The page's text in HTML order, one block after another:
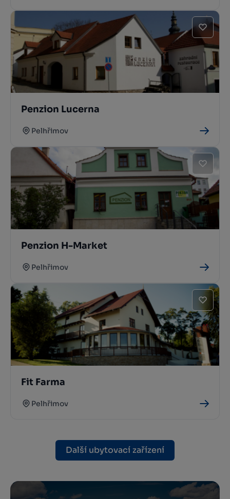
Penzion Lucerna
Pelhřimov
Penzion H-Market
Pelhřimov
Fit Farma
Pelhřimov
Další ubytovací zařízení